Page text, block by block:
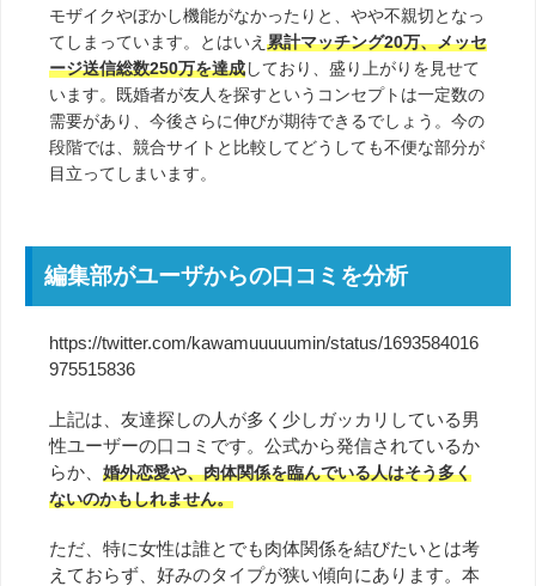
モザイクやぼかし機能がなかったり と、やや不親切となっ
てしまっています。とはいえ 累計マッチング20万、メッセ
ージ送信総数250万を達成しており、盛り上がりを見せて
います。既婚者が友人を探すというコンセプトは一定数の
需要があり、今後さらに伸びが期待できるでしょう。今の
段階では、競合サイトと比較してどうしても不便な部分が
目立ってしまいます。
編集部がユーザからの口コミを分析
https://twitter.com/kawamuuuuumin/status/1693584016
975515836
上記は、友達探しの人が多く少しガッカリしている男
性ユーザーの口コミです。公式から発信されているか
らか、 婚外恋愛や、肉体関係を臨んでいる人はそう多く
ないのかもしれません。
ただ、特に女性は誰とでも肉体関係を結びたいとは考
えておらず、好みのタイプが狭い傾向にあります。本